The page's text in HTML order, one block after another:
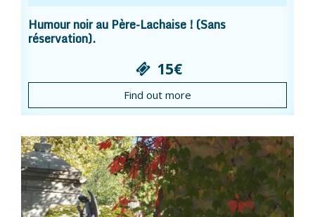
Humour noir au Père-Lachaise ! (Sans
réservation).
15€
Find out more